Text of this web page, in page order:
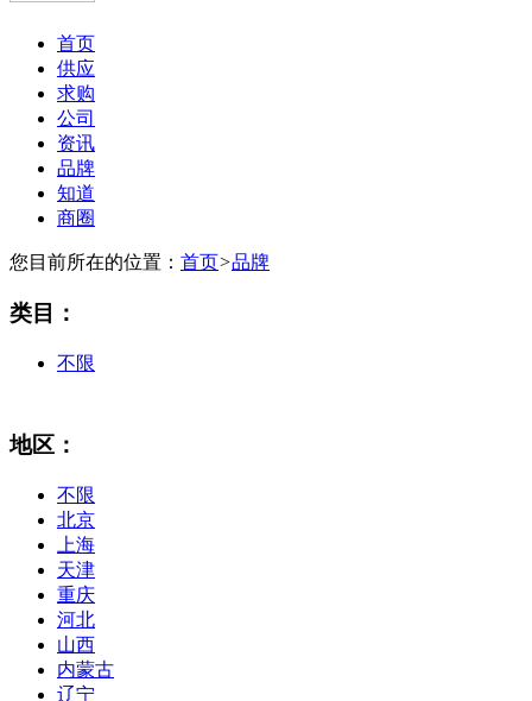
首页
供应
求购
公司
资讯
品牌
知道
商圈
您目前所在的位置： 首页>品牌
类目：
不限
地区：
不限
北京
上海
天津
重庆
河北
山西
内蒙古
辽宁